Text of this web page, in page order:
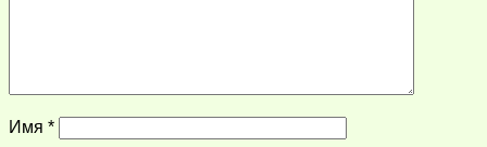
Имя *